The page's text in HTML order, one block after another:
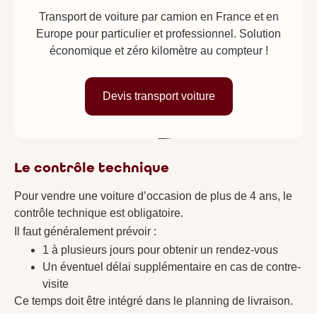
Transport de voiture par camion en France et en
Europe pour particulier et professionnel. Solution
économique et zéro kilomètre au compteur !
Devis transport voiture
Le contrôle technique
Pour vendre une voiture d’occasion de plus de 4 ans, le
contrôle technique est obligatoire.
Il faut généralement prévoir :
1 à plusieurs jours pour obtenir un rendez-vous
Un éventuel délai supplémentaire en cas de contre-
visite
Ce temps doit être intégré dans le planning de livraison.